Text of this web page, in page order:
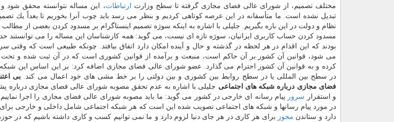
مختلف تصمیم، از شورای عالی فضای مجازی گرفته تا سطح وزارت
ارتباطات، این مساله نتوانسته محقق
تبدیل نشده است. ما متأسفانه در این عرصه كوتاهی كردیم و بنظر می رسد باید چوب آنرا بخوریم تا بعداً یك
نظام و دولت در این باره بگیریم. جلیلی با اشاره به اینكه سوژه تصمیم اینستاگرام بر مسدود كردن بعضی از
مسدود كردن حساب كاربری ایرانیان، سوژه تازه ای نیست، می گوید: همه كارشناسان این مساله را می توانستند
بودند كه این اقدام در هر لحظه در گذشته و حال و آینده امكان دارد اتفاق بیافتد. چونكه طبیعی است كه وقتی
می شود، قوانین آن كشور بر آن حاكم است، منبعث و برآمده از قوانین كشوری است كه در آن ثبت شده و
كرده و به قوانین آن كشور احترام می گذارد. عضو شورای عالی فضای مجازی اضافه كرد: بر این اساس این
در سطح بین المللی یا در سطح روابط بین كشوری و بین دولتی را بر خط مشی های خود اعمال می كند. بی
فضای مجازی درباره شبكه های اجتماعی جلیلی با اشاره به عدم تحقق مصوبه شورای عالی فضای مجازی درباره
و استقرار سرور
در مورد پیام رسانها و شبكه های اجتماعی تصویب شده این است كه هر شبكه اجتماعی شامل داخلی و خارجی برای
دارد و ستاندن مجوز برای هر كاری در هر جای دنیا لزوم دارد و ما نمی توانیم كسب و كاری داشته باشیم كه در